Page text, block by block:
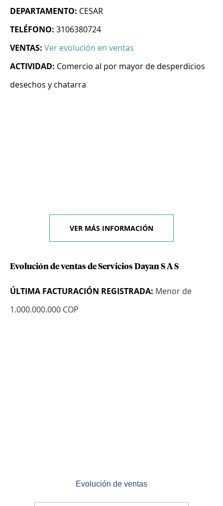
DEPARTAMENTO: CESAR
TELÉFONO: 3106380724
VENTAS: Ver evolución en ventas
ACTIVIDAD: Comercio al por mayor de desperdicios
desechos y chatarra
VER MÁS INFORMACIÓN
Evolución de ventas de Servicios Dayan S A S
ÚLTIMA FACTURACIÓN REGISTRADA: Menor de
1.000.000.000 COP
Evolución de ventas